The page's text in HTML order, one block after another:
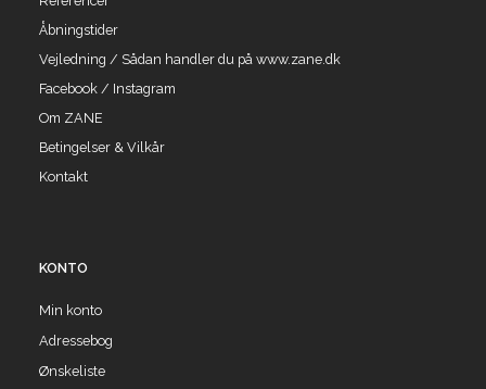
Åbningstider
Vejledning / Sådan handler du på www.zane.dk
Facebook / Instagram
Om ZANE
Betingelser & Vilkår
Kontakt
KONTO
Min konto
Adressebog
Ønskeliste